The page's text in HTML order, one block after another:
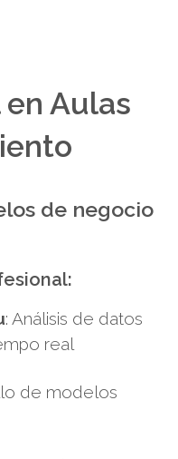
Aulas
de negocio
: Análisis de datos
real
de modelos